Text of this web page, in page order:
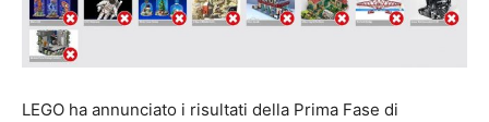
LEGO ha annunciato i risultati della Prima Fase di